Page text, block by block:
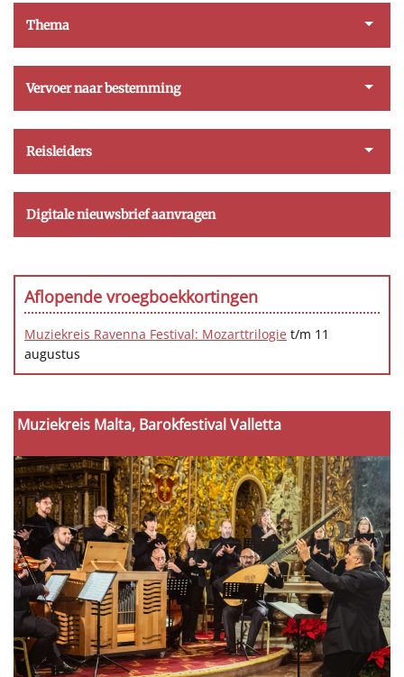
Muziekreis Malta, Barokfestival Valletta
Thema
Vervoer naar bestemming
Reisleiders
Digitale nieuwsbrief aanvragen
Aflopende vroegboekkortingen
Muziekreis Ravenna Festival: Mozarttrilogie t/m 11
augustus